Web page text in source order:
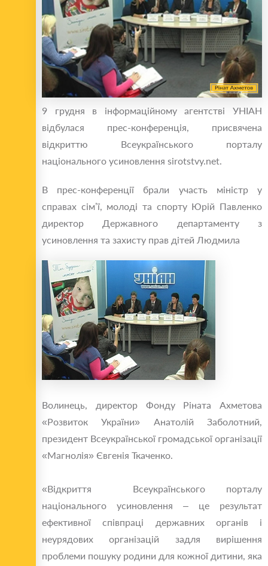
9 грудня в інформаційному агентстві УНІАН
відбулася прес-конференція, присвячена
відкриттю Всеукраїнського порталу
національного усиновлення sirotstvy.net.
В прес-конференції брали участь міністр у
справах сім’ї, молоді та спорту Юрій Павленко
директор Державного департаменту з
усиновлення та захисту прав дітей Людмила
Волинець, директор Фонду Ріната Ахметова
«Розвиток України» Анатолій Заболотний,
президент Всеукраїнської громадської організації
«Магнолія» Євгенія Ткаченко.
«Відкриття Всеукраїнського порталу
національного усиновлення – це результат
ефективної співпраці державних органів і
неурядових організацій задля вирішення
проблеми пошуку родини для кожної дитини, яка